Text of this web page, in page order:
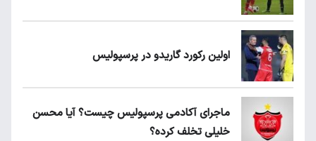
اولین رکورد گاریدو در پرسپولیس
ماجرای آکادمی پرسپولیس چیست؟ آیا محسن
خلیلی تخلف کرده؟